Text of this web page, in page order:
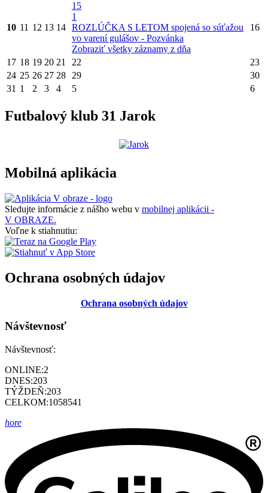
10 11 12 13 14
15
1
ROZLÚČKA S LETOM spojená so súťažou
vo varení gulášov - Pozvánka
Zobraziť všetky záznamy z dňa
16
17 18 19 20 21 22
23
24 25 26 27 28 29
30
31 1 2 3 4 5 6
Futbalový klub 31 Jarok
Mobilná aplikácia
Sledujte informácie z nášho webu v mobilnej aplikácii -
V OBRAZE.
Voľne k stiahnutiu:
Ochrana osobných údajov
Ochrana osobných údajov
Návštevnosť
Návštevnosť:
ONLINE:2
DNES:203
TÝŽDEŇ:203
CELKOM:1058541
hore